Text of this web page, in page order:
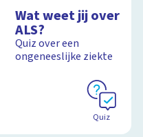
Wat weet jij over
ALS?
Quiz over een
ongeneeslijke ziekte
Quiz